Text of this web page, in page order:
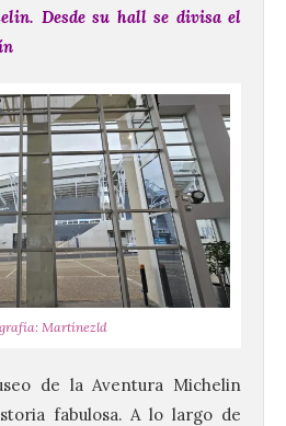
Desde su hall se divisa el
Martínezld
de la Aventura Michelin
fabulosa. A lo largo de